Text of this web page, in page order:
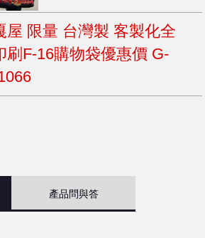
屋 限量 台灣製 客製化全
刷F-16購物袋優惠價 G-
產品問與答